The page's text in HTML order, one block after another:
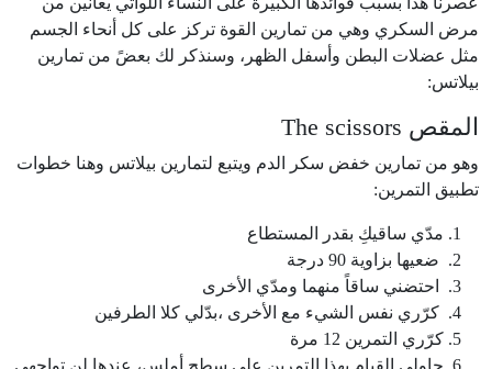
مرض السكري وهي من تمارين القوة تركز على كل أنحاء الجسم
مثل عضلات البطن وأسفل الظهر، وسنذكر لك بعضً من تمارين
بيلاتس:
المقص The scissors
وهو من تمارين خفض سكر الدم ويتبع لتمارين بيلاتس وهنا خطوات
تطبيق التمرين:
مدّي ساقيكِ بقدر المستطاع
ضعيها بزاوية 90 درجة
احتضني ساقاً منهما ومدّي الأخرى
كرّري نفس الشيء مع الأخرى ،بدّلي كلا الطرفين
كرّري التمرين 12 مرة
حاولي القيام بهذا التمرين على سطح أملس، عندها لن تواجهي